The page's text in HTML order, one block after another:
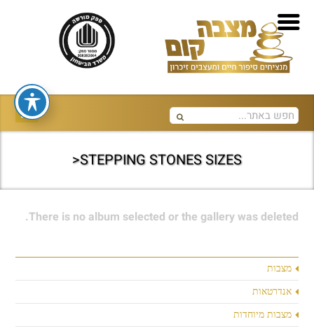
STEPPING STONES SIZES<
מצבות
אנדרטאות
מצבות מיוחדות
There is no album selected or the gallery was deleted.